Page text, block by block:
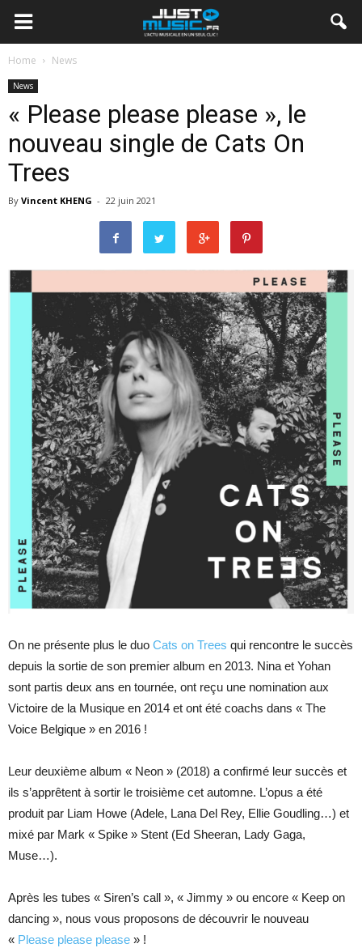
Home News
News
« Please please please », le
nouveau single de Cats On
Trees
By Vincent KHENG - 22 juin 2021
On ne présente plus le duo Cats on Trees qui rencontre le succès
depuis la sortie de son premier album en 2013. Nina et Yohan
sont partis deux ans en tournée, ont reçu une nomination aux
Victoire de la Musique en 2014 et ont été coachs dans « The
Voice Belgique » en 2016 !
Leur deuxième album « Neon » (2018) a confirmé leur succès et
ils s’apprêtent à sortir le troisième cet automne. L’opus a été
produit par Liam Howe (Adele, Lana Del Rey, Ellie Goudling…) et
mixé par Mark « Spike » Stent (Ed Sheeran, Lady Gaga,
Muse…).
Après les tubes « Siren’s call », « Jimmy » ou encore « Keep on
dancing », nous vous proposons de découvrir le nouveau
« Please please please » !